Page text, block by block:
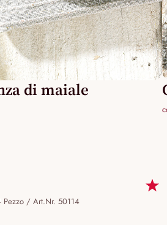
di maiale
Pezzo / Art.Nr. 50114